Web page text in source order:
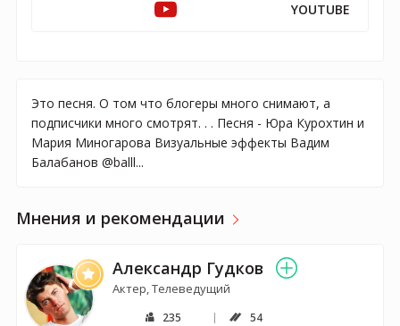
YOUTUBE
Это песня. О том что блогеры много снимают, а
подписчики много смотрят. . . Песня - Юра Курохтин и
Мария Миногарова Визуальные эффекты Вадим
Балабанов @balll...
Мнения и рекомендации
Александр Гудков
Актер, Телеведущий
235 54